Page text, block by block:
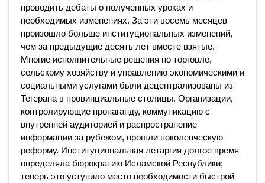
проводить дебаты о полученных уроках и
необходимых изменениях. За эти восемь месяцев
произошло больше институциональных изменений,
чем за предыдущие десять лет вместе взятые.
Многие исполнительные решения по торговле,
сельскому хозяйству и управлению экономическими и
социальными услугами были децентрализованы из
Тегерана в провинциальные столицы. Организации,
контролирующие пропаганду, коммуникацию с
внутренней аудиторией и распространение
информации за рубежом, прошли поколенческую
реформу. Институциональная летаргия долгое время
определяла бюрократию Исламской Республики;
теперь это уступило место необходимости быстрой